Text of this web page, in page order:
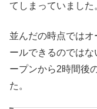
てしまっていました
並んだの時点では
ールできるのでは
ープンから2時間後
た。